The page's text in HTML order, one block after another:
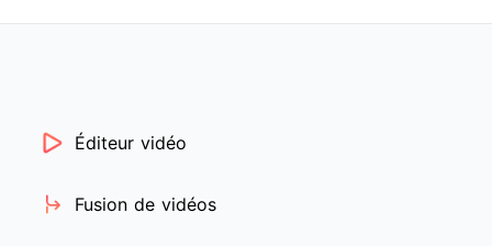
Éditeur vidéo
Fusion de vidéos